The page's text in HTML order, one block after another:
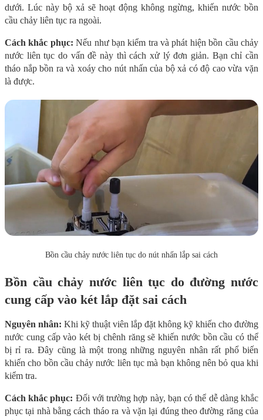
dưới. Lúc này bộ xả sẽ hoạt động không ngừng, khiến nước bồn
cầu chảy liên tục ra ngoài.
Cách khắc phục: Nếu như bạn kiểm tra và phát hiện bồn cầu chảy
nước liên tục do vấn đề này thì cách xử lý đơn giản. Bạn chỉ cần
tháo nắp bồn ra và xoáy cho nút nhấn của bộ xả có độ cao vừa vặn
là được.
Bồn cầu chảy nước liên tục do nút nhấn lắp sai cách
Bồn cầu chảy nước liên tục do đường nước
cung cấp vào két lắp đặt sai cách
Nguyên nhân: Khi kỹ thuật viên lắp đặt không kỹ khiến cho đường
nước cung cấp vào két bị chênh răng sẽ khiến nước bồn cầu có thể
bị rỉ ra. Đây cũng là một trong những nguyên nhân rất phổ biến
khiến cho bồn cầu chảy nước liên tục mà bạn không nên bỏ qua khi
kiểm tra.
Cách khắc phục: Đối với trường hợp này, bạn có thể dễ dàng khắc
phục tại nhà bằng cách tháo ra và vặn lại đúng theo đường răng của